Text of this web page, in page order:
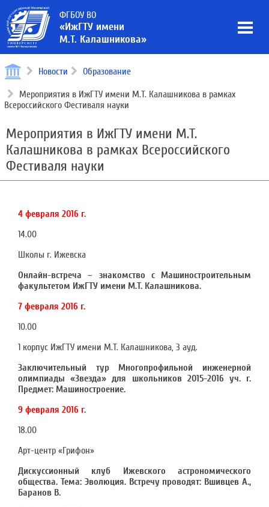
ФГБОУ ВО
«ИжГТУ имени
М.Т. Калашникова»
Новости Образование
Мероприятия в ИжГТУ имени М.Т. Калашникова в рамках
Всероссийского Фестиваля науки
Мероприятия в ИжГТУ имени М.Т.
Калашникова в рамках Всероссийского
Фестиваля науки
4 февраля 2016 г.
14.00
Школы г. Ижевска
Онлайн-встреча – знакомство с Машиностроительным
факультетом ИжГТУ имени М.Т. Калашникова.
7 февраля 2016 г.
10.00
1 корпус ИжГТУ имени М.Т. Калашникова, 3 ауд.
Заключительный тур Многопрофильной инженерной
олимпиады «Звезда» для школьников 2015-2016 уч. г.
Предмет: Машиностроение.
9 февраля 2016 г.
18.00
Арт-центр «Грифон»
Дискуссионный клуб Ижевского астрономического
общества. Тема: Эволюция. Встречу проводят: Вшивцев А.,
Баранов В.